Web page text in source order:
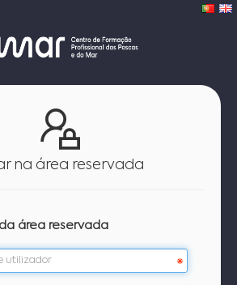
na área reservada
área reservada